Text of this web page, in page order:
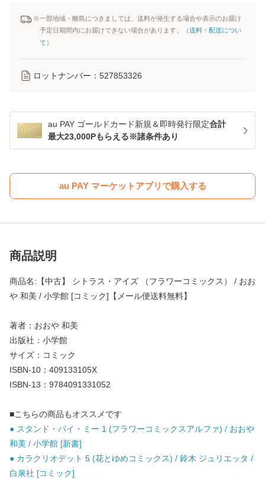
※一部地域・離島につきましては、送料が発生する場合や表示のお届け
予定日期間内にお届けできない場合があります。（送料・配送につい
て ）
ロットナンバー： 527853326
au PAY ゴールドカード新規＆即時発行限定合計
最大23,000Pもらえる※諸条件あり
au PAY マーケットアプリで購入する
商品説明
商品名:【中古】 シトラス・アイズ （フラワーコミックス） / おお
や 和美 / 小学館 [コミック]【メール便送料無料】
著者：おおや 和美
出版社：小学館
サイズ：コミック
ISBN-10：409133105X
ISBN-13：9784091331052
■こちらの商品もオススメです
● スタンド・バイ・ミー 1 (フラワーコミックスアルファ) / おおや
和美 / 小学館 [新書]
● カラクリオデット 5 (花とゆめコミックス) / 鈴木 ジュリエッタ /
白泉社 [コミック]